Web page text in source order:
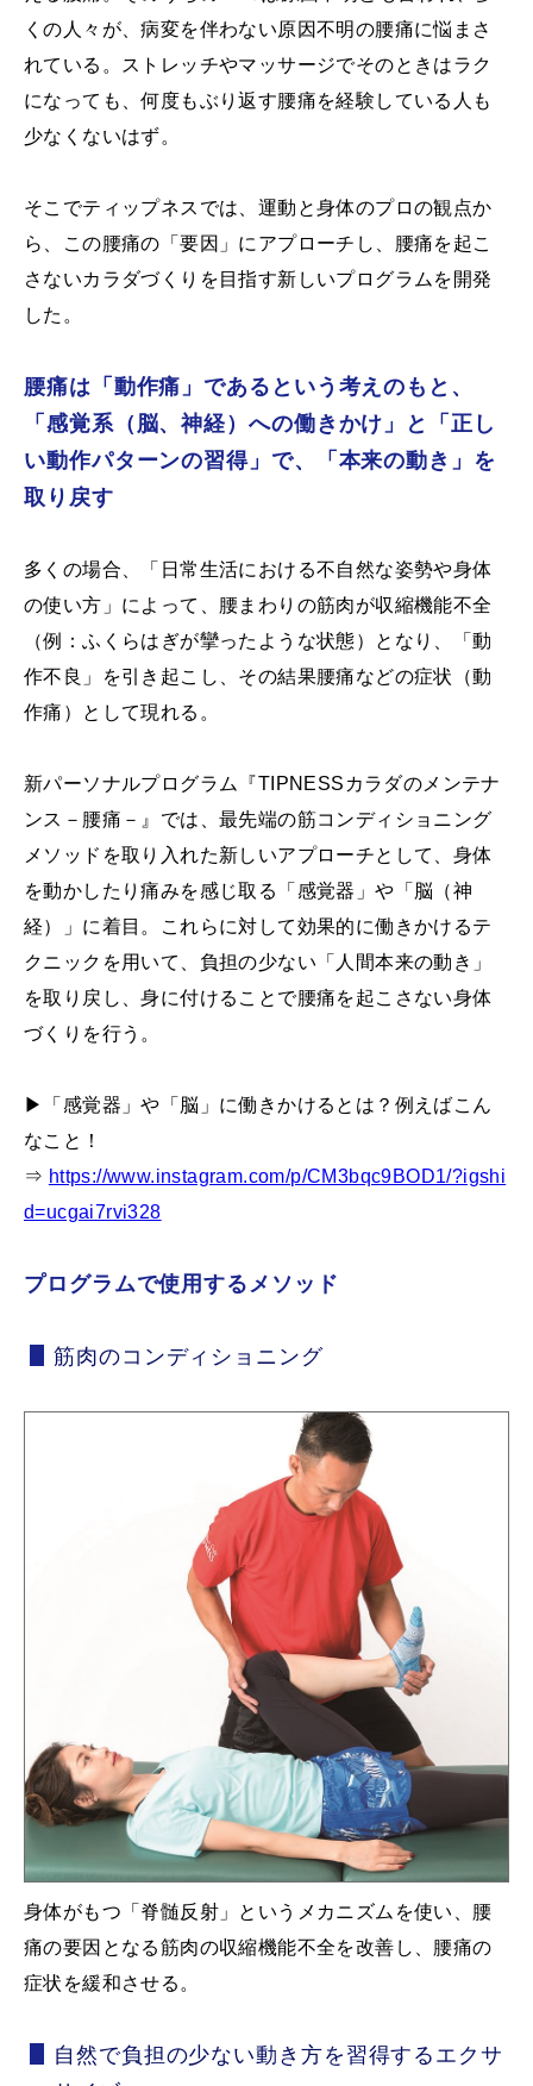
くの人々が、病変を伴わない原因不明の腰痛に悩まさ
れている。ストレッチやマッサージでそのときはラク
になっても、何度もぶり返す腰痛を経験している人も
少なくないはず。
そこでティップネスでは、運動と身体のプロの観点か
ら、この腰痛の「要因」にアプローチし、腰痛を起こ
さないカラダづくりを目指す新しいプログラムを開発
した。
腰痛は「動作痛」であるという考えのもと、
「感覚系（脳、神経）への働きかけ」と「正し
い動作パターンの習得」で、「本来の動き」を
取り戻す
多くの場合、「日常生活における不自然な姿勢や身体
の使い方」によって、腰まわりの筋肉が収縮機能不全
（例：ふくらはぎが攣ったような状態）となり、「動
作不良」を引き起こし、その結果腰痛などの症状（動
作痛）として現れる。
新パーソナルプログラム『TIPNESSカラダのメンテナ
ンス－腰痛－』では、最先端の筋コンディショニング
メソッドを取り入れた新しいアプローチとして、身体
を動かしたり痛みを感じ取る「感覚器」や「脳（神
経）」に着目。これらに対して効果的に働きかけるテ
クニックを用いて、負担の少ない「人間本来の動き」
を取り戻し、身に付けることで腰痛を起こさない身体
づくりを行う。
▶「感覚器」や「脳」に働きかけるとは？例えばこん
なこと！
⇒ https://www.instagram.com/p/CM3bqc9BOD1/?igshi
d=ucgai7rvi328
プログラムで使用するメソッド
筋肉のコンディショニング
身体がもつ「脊髄反射」というメカニズムを使い、腰
痛の要因となる筋肉の収縮機能不全を改善し、腰痛の
症状を緩和させる。
自然で負担の少ない動き方を習得するエクサ